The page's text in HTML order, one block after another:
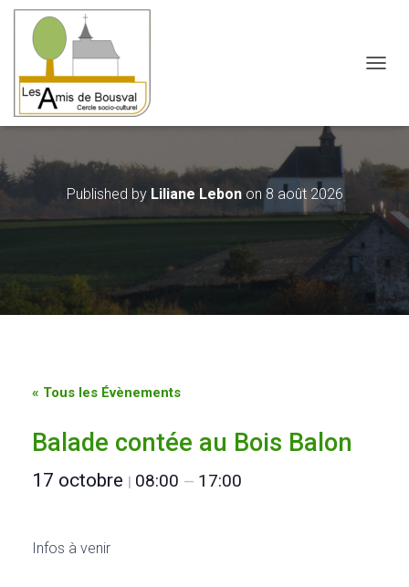
Published by Liliane Lebonon8 août 2026
« Tous les Évènements
Balade contée au Bois Balon
17 octobre | 08:00 — 17:00
Infos à venir